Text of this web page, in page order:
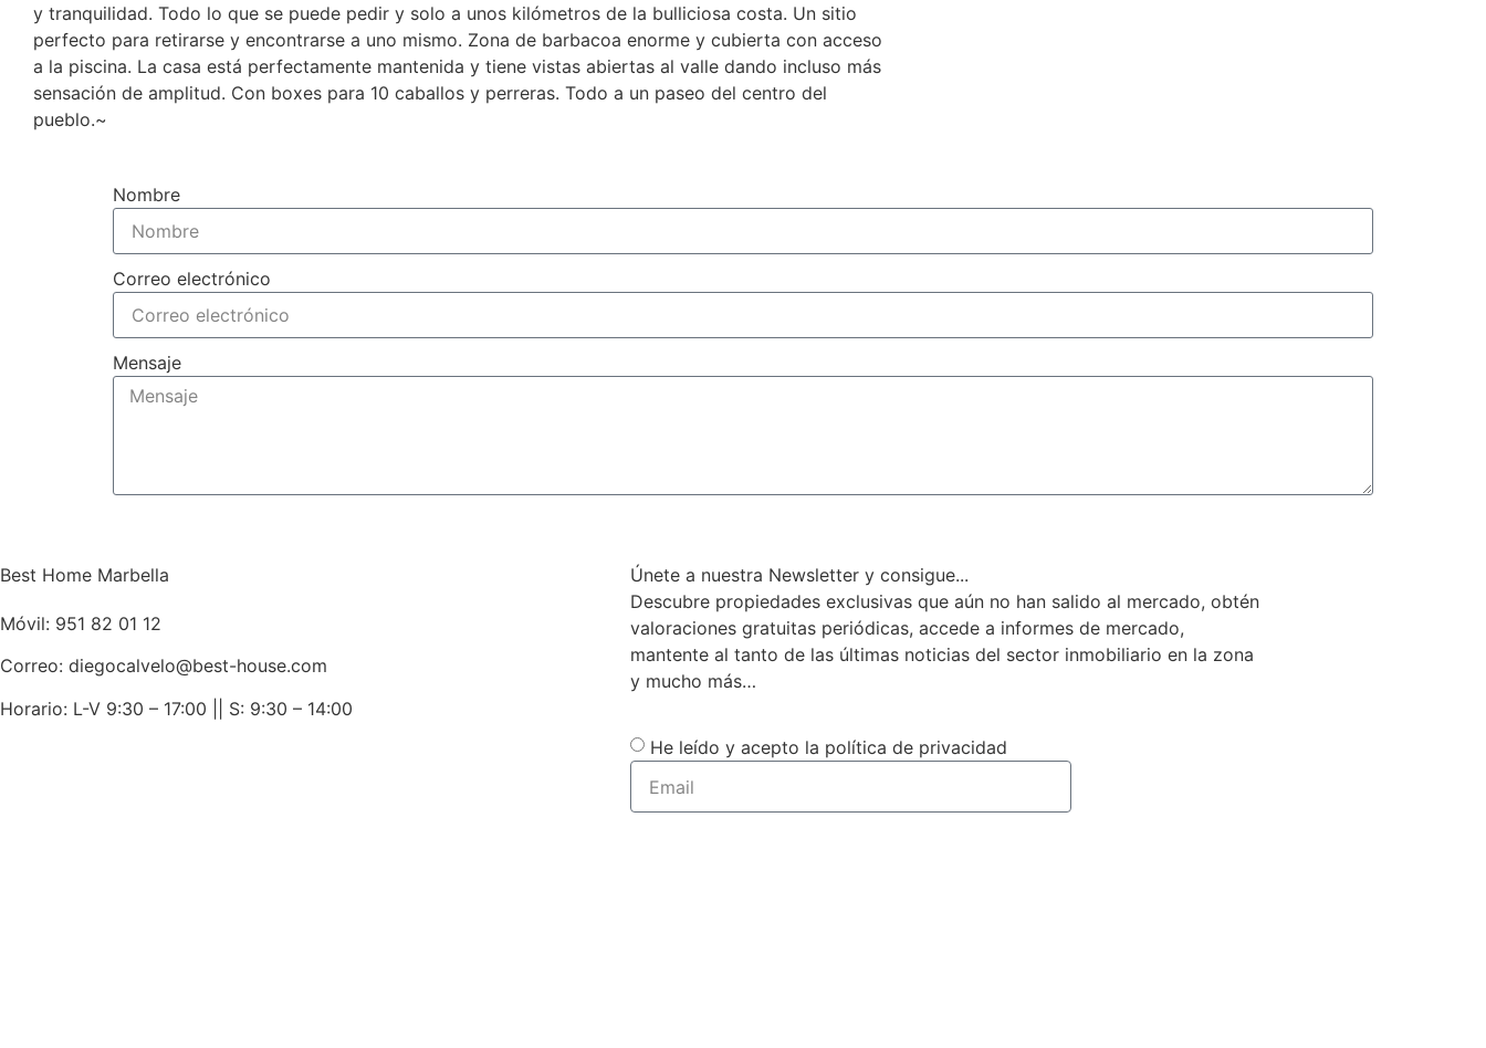
y tranquilidad. Todo lo que se puede pedir y solo a unos kilómetros de la bulliciosa costa. Un sitio
perfecto para retirarse y encontrarse a uno mismo. Zona de barbacoa enorme y cubierta con acceso
a la piscina. La casa está perfectamente mantenida y tiene vistas abiertas al valle dando incluso más
sensación de amplitud. Con boxes para 10 caballos y perreras. Todo a un paseo del centro del
pueblo.~
Nombre
Correo electrónico
Mensaje
Best Home Marbella
Móvil: 951 82 01 12
Correo: diegocalvelo@best-house.com
Horario: L-V 9:30 – 17:00 || S: 9:30 – 14:00
Únete a nuestra Newsletter y consigue...
Descubre propiedades exclusivas que aún no han salido al mercado, obtén
valoraciones gratuitas periódicas, accede a informes de mercado,
mantente al tanto de las últimas noticias del sector inmobiliario en la zona
y mucho más…
He leído y acepto la política de privacidad